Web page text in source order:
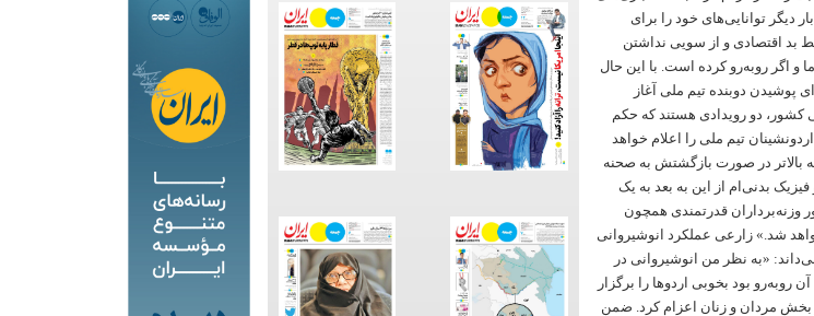
توانایی‌های خود را برای
بد اقتصادی و از سویی نداشتن
و اگر روبه‌رو کرده است. با این حال
پوشیدن دوبنده تیم ملی آغاز
کشور، دو رویدادی هستند که حکم
تیم ملی را اعلام خواهد
در یک دسته بالاتر در صورت بازگشتش به صحنه
بدنی‌ام از این به بعد به یک
وزنه‌برداران قدرتمندی همچون
شد.» زارعی عملکرد انوشیروانی
«به نظر من انوشیروانی در
بود بخوبی اردوها را برگزار
بخش مردان و زنان اعزام کرد. ضمن